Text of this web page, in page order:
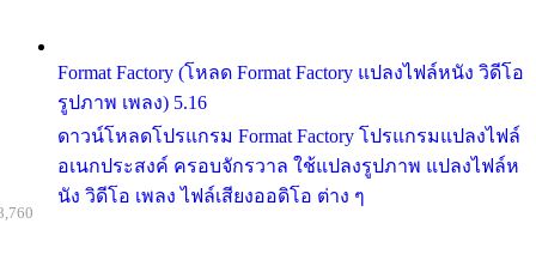
Format Factory (โหลด Format Factory แปลงไฟล์หนัง วิดีโอ
รูปภาพ เพลง) 5.16
ดาวน์โหลดโปรแกรม Format Factory โปรแกรมแปลงไฟล์
อเนกประสงค์ ครอบจักรวาล ใช้แปลงรูปภาพ แปลงไฟล์ห
นัง วิดีโอ เพลง ไฟล์เสียงออดิโอ ต่าง ๆ